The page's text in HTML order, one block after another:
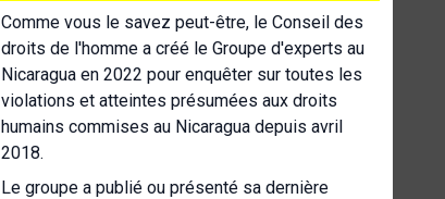
Comme vous le savez peut-être, le Conseil des
droits de l'homme a créé le Groupe d'experts au
Nicaragua en 2022 pour enquêter sur toutes les
violations et atteintes présumées aux droits
humains commises au Nicaragua depuis avril
2018.
Le groupe a publié ou présenté sa dernière